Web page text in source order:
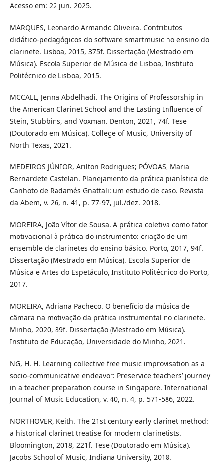
Acesso em: 22 jun. 2025.
MARQUES, Leonardo Armando Oliveira. Contributos
didático-pedagógicos do software smartmusic no ensino do
clarinete. Lisboa, 2015, 375f. Dissertação (Mestrado em
Música). Escola Superior de Música de Lisboa, Instituto
Politécnico de Lisboa, 2015.
MCCALL, Jenna Abdelhadi. The Origins of Professorship in
the American Clarinet School and the Lasting Influence of
Stein, Stubbins, and Voxman. Denton, 2021, 74f. Tese
(Doutorado em Música). College of Music, University of
North Texas, 2021.
MEDEIROS JÚNIOR, Arilton Rodrigues; PÓVOAS, Maria
Bernardete Castelan. Planejamento da prática pianística de
Canhoto de Radamés Gnattali: um estudo de caso. Revista
da Abem, v. 26, n. 41, p. 77-97, jul./dez. 2018.
MOREIRA, João Vítor de Sousa. A prática coletiva como fator
motivacional à prática do instrumento: criação de um
ensemble de clarinetes do ensino básico. Porto, 2017, 94f.
Dissertação (Mestrado em Música). Escola Superior de
Música e Artes do Espetáculo, Instituto Politécnico do Porto,
2017.
MOREIRA, Adriana Pacheco. O benefício da música de
câmara na motivação da prática instrumental no clarinete.
Minho, 2020, 89f. Dissertação (Mestrado em Música).
Instituto de Educação, Universidade do Minho, 2021.
NG, H. H. Learning collective free music improvisation as a
socio-communicative endeavor: Preservice teachers’ journey
in a teacher preparation course in Singapore. International
Journal of Music Education, v. 40, n. 4, p. 571-586, 2022.
NORTHOVER, Keith. The 21st century early clarinet method:
a historical clarinet treatise for modern clarinetists.
Bloomington, 2018, 221f. Tese (Doutorado em Música).
Jacobs School of Music, Indiana University, 2018.